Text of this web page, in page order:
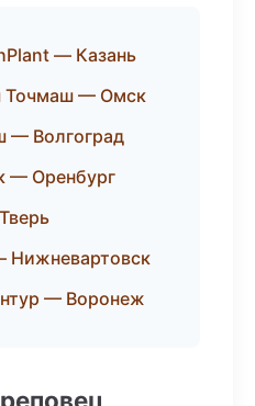
— Казань
Точмаш — Омск
— Волгоград
— Оренбург
— Воронеж